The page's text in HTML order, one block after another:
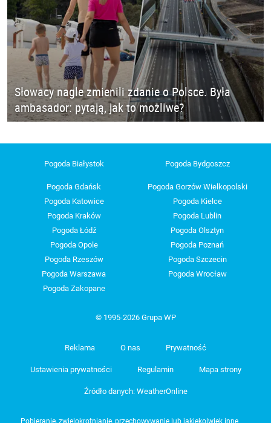
Słowacy nagle zmienili zdanie o Polsce. Była
ambasador: pytają, jak to możliwe?
Pogoda Białystok Pogoda Bydgoszcz
Pogoda Gdańsk
Pogoda Gorzów Wielkopolski
Pogoda Katowice
Pogoda Kielce
Pogoda Kraków
Pogoda Lublin
Pogoda Łódź
Pogoda Olsztyn
Pogoda Opole
Pogoda Poznań
Pogoda Rzeszów
Pogoda Szczecin
Pogoda Warszawa
Pogoda Wrocław
Pogoda Zakopane
© 1995-2026 Grupa WP
Reklama O nas Prywatność
Ustawienia prywatności Regulamin Mapa strony
Źródło danych: WeatherOnline
Pobieranie, zwielokrotnianie, przechowywanie lub jakiekolwiek inne